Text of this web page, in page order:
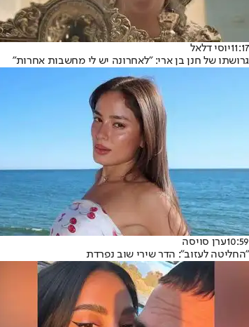
11:17יוסי דלאל
גרושתו של חנן בן ארי: "לאחרונה יש לי מחשבות אחרות"
10:59ערן סויסה
"החליטה לעזוב": הדר שירי שוב נפרדת